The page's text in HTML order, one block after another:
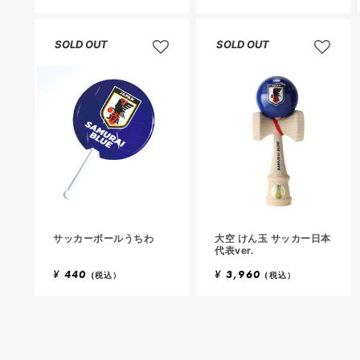
SOLD OUT
サッカーボールうちわ
¥ 440 (税込）
SOLD OUT
大空 けん玉 サッカー日本
代表ver.
¥ 3,960 (税込）